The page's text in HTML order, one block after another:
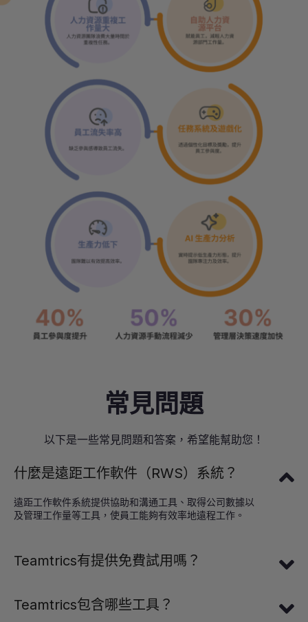
常見問題
以下是一些常見問題和答案，希望能幫助您！
什麼是遠距工作軟件（RWS）系統？
遠距工作軟件系統提供協助和溝通工具、取得公司數據以
及管理工作量等工具，使員工能夠有效率地遠程工作。
Teamtrics有提供免費試用嗎？
Teamtrics包含哪些工具？